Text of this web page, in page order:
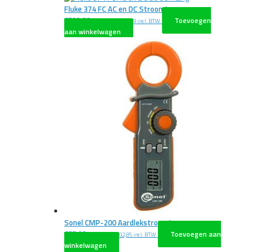
Fluke 374 FC AC en DC Stroomtang
€599,00 excl. BTW€724,79 incl. BTW
Toevoegen
aan winkelwagen
Sonel CMP-200 Aardlekstroomtang
€85,00 excl. BTW€102,85 incl. BTW
Toevoegen aan
winkelwagen